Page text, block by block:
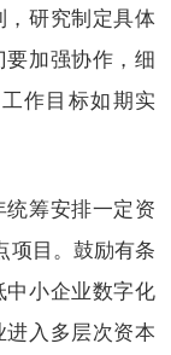
研究制定具体
加强协作，细
作目标如期实
筹安排一定资
项目。鼓励有条
小企业数字化
入多层次资本